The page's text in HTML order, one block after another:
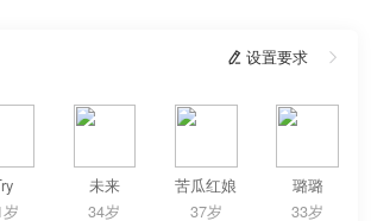
 设置要求 
未来
34岁
苦瓜红娘
37岁
璐璐
33岁